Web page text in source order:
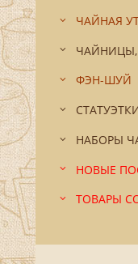
ЧАЙНАЯ
ФЭН-ШУЙ
НАБОРЫ
НОВЫЕ
ТОВАРЫ